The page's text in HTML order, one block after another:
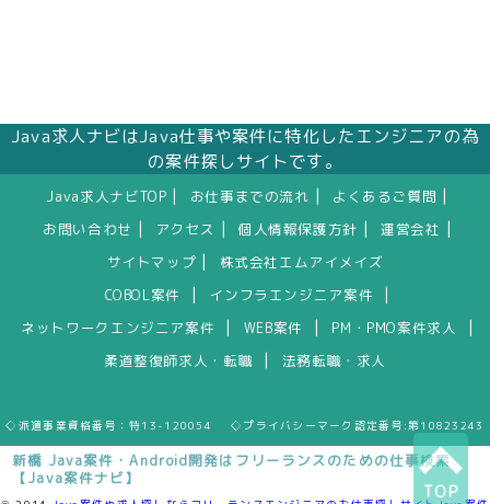
新橋 Java案件・Android開発はフリーランスのための仕事検索
【Java案件ナビ】
Java求人ナビはJava仕事や案件に特化したエンジニアの為
の案件探しサイトです。
TOP
Java求人ナビTOP お仕事までの流れ よくあるご質問
お問い合わせ アクセス 個人情報保護方針 運営会社
サイトマップ
株式会社エムアイメイズ
COBOL案件
インフラエンジニア案件
ネットワークエンジニア案件 WEB案件 PM・PMO案件求人
柔道整復師求人・転職 法務転職・求人
◇派遣事業資格番号：特13-120054 ◇プライバシーマーク認定番号:第10823243